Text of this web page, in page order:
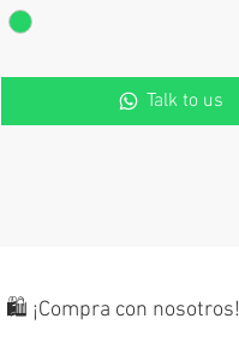
Talk to us
🛍️ ¡Compra con nosotros!